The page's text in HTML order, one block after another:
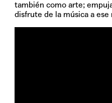
también como arte;
disfrute de la música a ese